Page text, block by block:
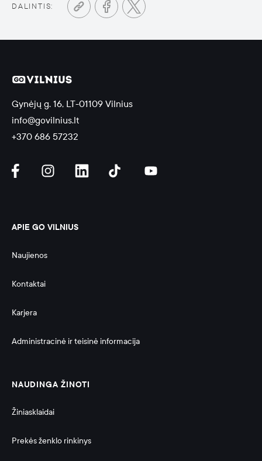
DALINTIS:
Gynėjų g. 16, LT-01109 Vilnius
info@govilnius.lt
+370 686 57232
APIE GO VILNIUS
Naujienos
Kontaktai
Karjera
Administracinė ir teisinė informacija
NAUDINGA ŽINOTI
Žiniasklaidai
Prekės ženklo rinkinys